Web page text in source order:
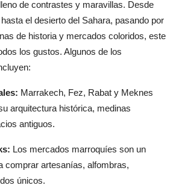
de contrastes y maravillas. Desde
el desierto del Sahara, pasando por
de historia y mercados coloridos, este
los gustos. Algunos de los
Marrakech, Fez, Rabat y Meknes
arquitectura histórica, medinas
antiguos.
Los mercados marroquíes son un
comprar artesanías, alfombras,
únicos.